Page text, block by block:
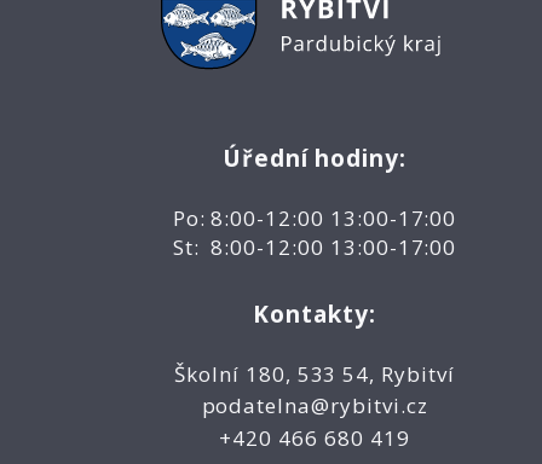
Úřední hodiny:
Po: 8:00-12:00 13:00-17:00
St: 8:00-12:00 13:00-17:00
Kontakty:
Školní 180, 533 54, Rybitví
podatelna@rybitvi.cz
+420 466 680 419